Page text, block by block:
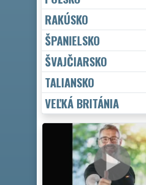
RAKÚSKO
ŠPANIELSKO
ŠVAJČIARSKO
TALIANSKO
VEĽKÁ BRITÁNIA